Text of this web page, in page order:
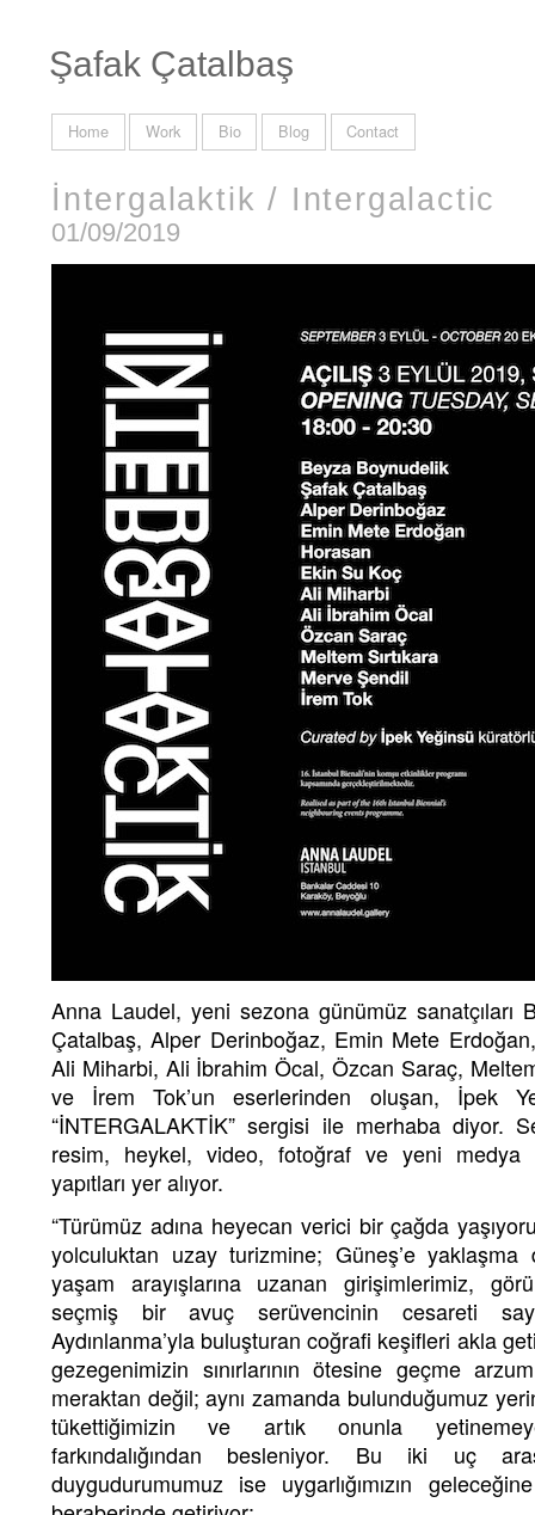
Şafak Çatalbaş
Home Work Bio Blog Contact
İntergalaktik / Intergalactic
01/09/2019
Anna Laudel, yeni sezona günümüz sanatçıları
Çatalbaş, Alper Derinboğaz, Emin Mete
Ali Miharbi, Ali İbrahim Öcal, Özcan Saraç,
ve İrem Tok’un eserlerinden oluşan, İpek
“İNTERGALAKTİK” sergisi ile merhaba diyor.
resim, heykel, video, fotoğraf ve yeni medya
yapıtları yer alıyor.
“Türümüz adına heyecan verici bir çağda
yolculuktan uzay turizmine; Güneş’e yaklaşma
yaşam arayışlarına uzanan girişimlerimiz,
seçmiş bir avuç serüvencinin cesareti
Aydınlanma’yla buluşturan coğrafi keşifleri akla
gezegenimizin sınırlarının ötesine geçme
meraktan değil; aynı zamanda bulunduğumuz
tükettiğimizin ve artık onunla
farkındalığından besleniyor. Bu iki uç
duygudurumumuz ise uygarlığımızın